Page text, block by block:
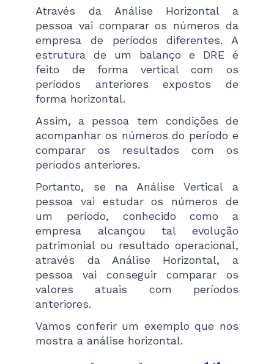
Através da Análise Horizontal a
pessoa vai comparar os números da
empresa de períodos diferentes. A
estrutura de um balanço e DRE é
feito de forma vertical com os
períodos anteriores expostos de
forma horizontal.
Assim, a pessoa tem condições de
acompanhar os números do período e
comparar os resultados com os
períodos anteriores.
Portanto, se na Análise Vertical a
pessoa vai estudar os números de
um período, conhecido como a
empresa alcançou tal evolução
patrimonial ou resultado operacional,
através da Análise Horizontal, a
pessoa vai conseguir comparar os
valores atuais com períodos
anteriores.
Vamos conferir um exemplo que nos
mostra a análise horizontal.